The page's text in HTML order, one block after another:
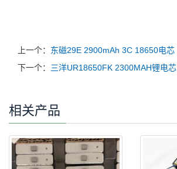
上一个： 东磁29E 2900mAh 3C 18650电芯
下一个： 三洋UR18650FK 2300MAH锂电芯
相关产品